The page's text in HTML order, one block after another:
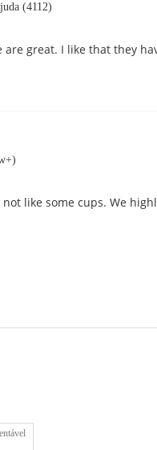
(4112)
great. I like that they
like some cups. We